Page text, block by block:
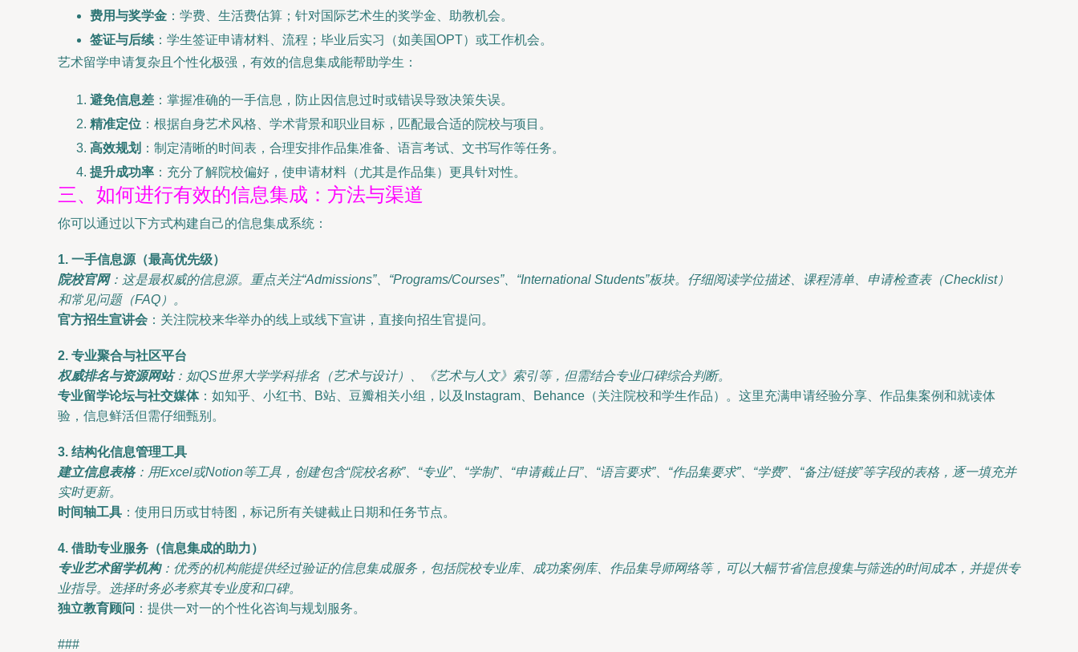
费用与奖学金 ：学费、生活费估算；针对国际艺术生的奖学金、助教机会。
签证与后续：学生签证申请材料、流程；毕业后实习（如美国OPT）或工作机会。
艺术留学申请复杂且个性化极强，有效的信息集成能帮助学生：
避免信息差 ：掌握准确的一手信息，防止因信息过时或错误导致决策失误。
精准定位 ：根据自身艺术风格、学术背景和职业目标，匹配最合适的院校与项目。
高效规划 ：制定清晰的时间表，合理安排作品集准备、语言考试、文书写作等任务。
提升成功率 ：充分了解院校偏好，使申请材料（尤其是作品集）更具针对性。
三、如何进行有效的信息集成：方法与渠道
你可以通过以下方式构建自己的信息集成系统：
1. 一手信息源（最高优先级）
院校官网：这是最权威的信息源。重点关注“Admissions”、“Programs/Courses”、“International Students”板块。仔细阅读学位描述、课程清单、申请检查表（Checklist）
和常见问题（FAQ）。
官方招生宣讲会 ：关注院校来华举办的线上或线下宣讲，直接向招生官提问。
2. 专业聚合与社区平台
权威排名与资源网站：如QS世界大学学科排名（艺术与设计）、《艺术与人文》索引等，但需结合专业口碑综合判断。
专业留学论坛与社交媒体：如知乎、小红书、B站、豆瓣相关小组，以及Instagram、Behance（关注院校和学生作品）。这里充满申请经验分享、作品集案例和就读体
验，信息鲜活但需仔细甄别。
3. 结构化信息管理工具
建立信息表格：用Excel或Notion等工具，创建包含“院校名称”、“专业”、“学制”、“申请截止日”、“语言要求”、“作品集要求”、“学费”、“备注/链接”等字段的表格，逐一填充并
实时更新。
时间轴工具 ：使用日历或甘特图，标记所有关键截止日期和任务节点。
4. 借助专业服务（信息集成的助力）
专业艺术留学机构：优秀的机构能提供经过验证的信息集成服务，包括院校专业库、成功案例库、作品集导师网络等，可以大幅节省信息搜集与筛选的时间成本，并提供专
业指导。选择时务必考察其专业度和口碑。
独立教育顾问 ：提供一对一的个性化咨询与规划服务。
###